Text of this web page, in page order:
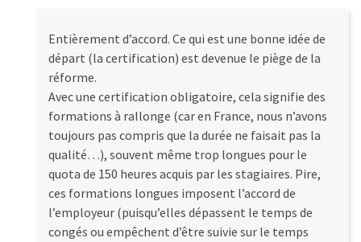
Entièrement d’accord. Ce qui est une bonne idée de
départ (la certification) est devenue le piège de la
réforme.
Avec une certification obligatoire, cela signifie des
formations à rallonge (car en France, nous n’avons
toujours pas compris que la durée ne faisait pas la
qualité…), souvent même trop longues pour le
quota de 150 heures acquis par les stagiaires. Pire,
ces formations longues imposent l’accord de
l’employeur (puisqu’elles dépassent le temps de
congés ou empêchent d’être suivie sur le temps